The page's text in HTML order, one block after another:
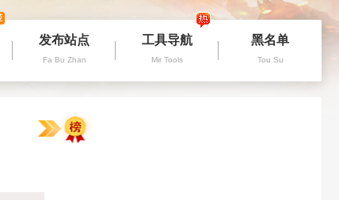
发布站点
Fa Bu Zhan
工具导航
Mir Tools
黑名单
Tou Su